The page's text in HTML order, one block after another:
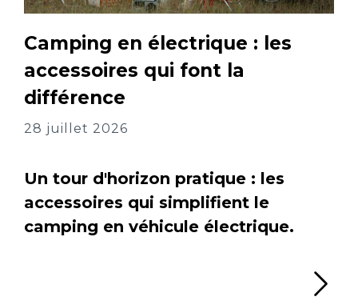
Camping en électrique : les
accessoires qui font la
différence
28 juillet 2026
Un tour d'horizon pratique : les
accessoires qui simplifient le
camping en véhicule électrique.